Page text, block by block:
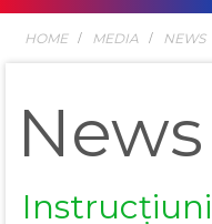
HOME MEDIA NEWS
News